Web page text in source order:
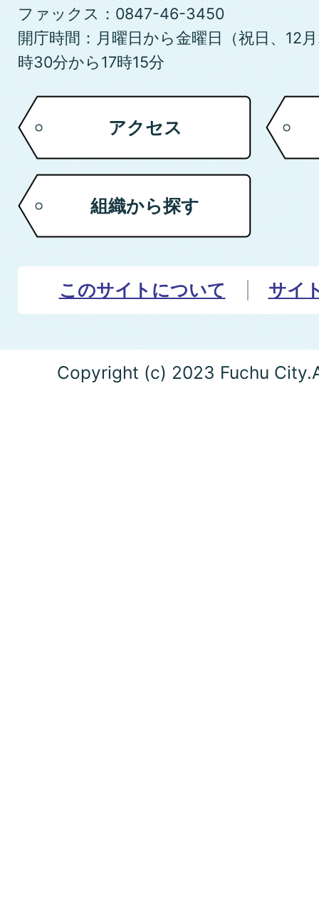
ファックス：0847-46-3450
開庁時間：月曜日から金曜日（祝日、12
時30分から17時15分
アクセス
組織から探す
このサイトについて サイ
Copyright (c) 2023 Fuchu